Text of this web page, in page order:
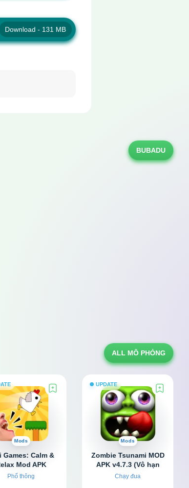
Download - 131 MB
BUBADU
ALL MÔ PHỎNG
Mods
Games: Calm &
Mod APK
(Không quảng
Phổ thông
UPDATE
Mods
Zombie Tsunami MOD
APK v4.7.3 (Vô hạn
tiền, kim cương)
Chạy đua